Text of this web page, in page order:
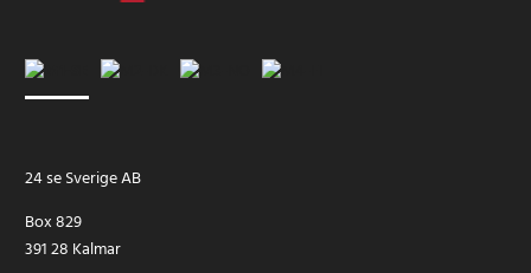
24 se Sverige AB
Box 829
391 28 Kalmar